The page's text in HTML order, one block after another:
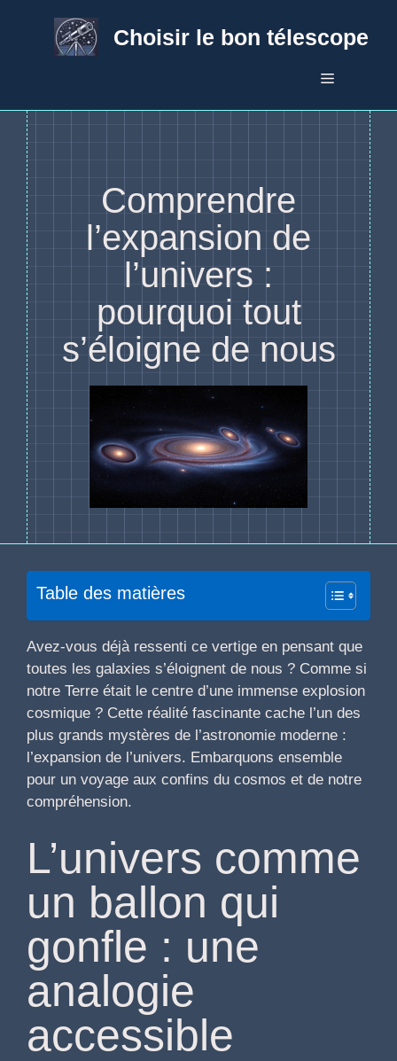
Choisir le bon télescope
Menu
Comprendre
l’expansion de
l’univers :
pourquoi tout
s’éloigne de nous
Table des matières
Avez-vous déjà ressenti ce vertige en pensant que
toutes les galaxies s’éloignent de nous ? Comme si
notre Terre était le centre d’une immense explosion
cosmique ? Cette réalité fascinante cache l’un des
plus grands mystères de l’astronomie moderne :
l’expansion de l’univers. Embarquons ensemble
pour un voyage aux confins du cosmos et de notre
compréhension.
L’univers comme
un ballon qui
gonfle : une
analogie
accessible